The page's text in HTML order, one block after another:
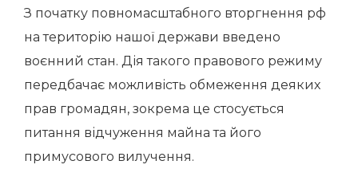
З початку повномасштабного вторгнення рф
на територію нашої держави введено
воєнний стан. Дія такого правового режиму
передбачає можливість обмеження деяких
прав громадян, зокрема це стосується
питання відчуження майна та його
примусового вилучення.